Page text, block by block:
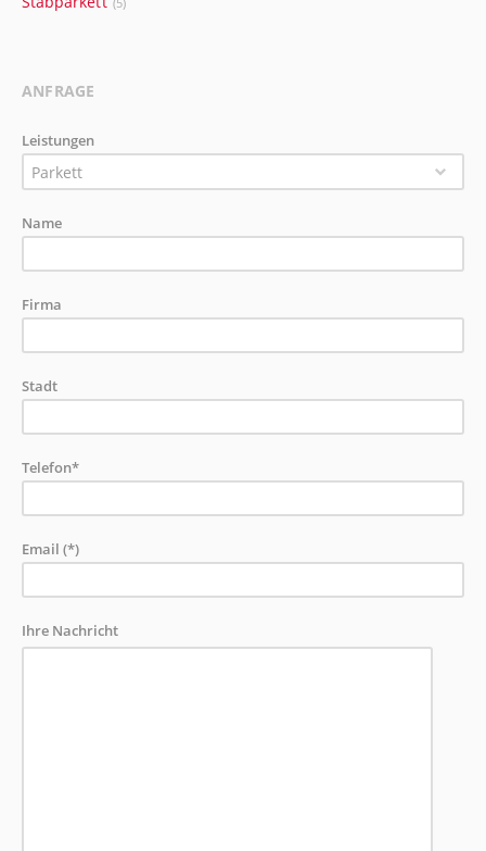
ANFRAGE
Leistungen
Parkett
Name
Firma
Stadt
Telefon*
Email (*)
Ihre Nachricht